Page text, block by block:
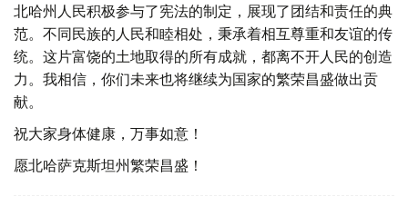
北哈州人民积极参与了宪法的制定，展现了团结和责任的典
范。不同民族的人民和睦相处，秉承着相互尊重和友谊的传
统。这片富饶的土地取得的所有成就，都离不开人民的创造
力。我相信，你们未来也将继续为国家的繁荣昌盛做出贡
献。
祝大家身体健康，万事如意！
愿北哈萨克斯坦州繁荣昌盛！